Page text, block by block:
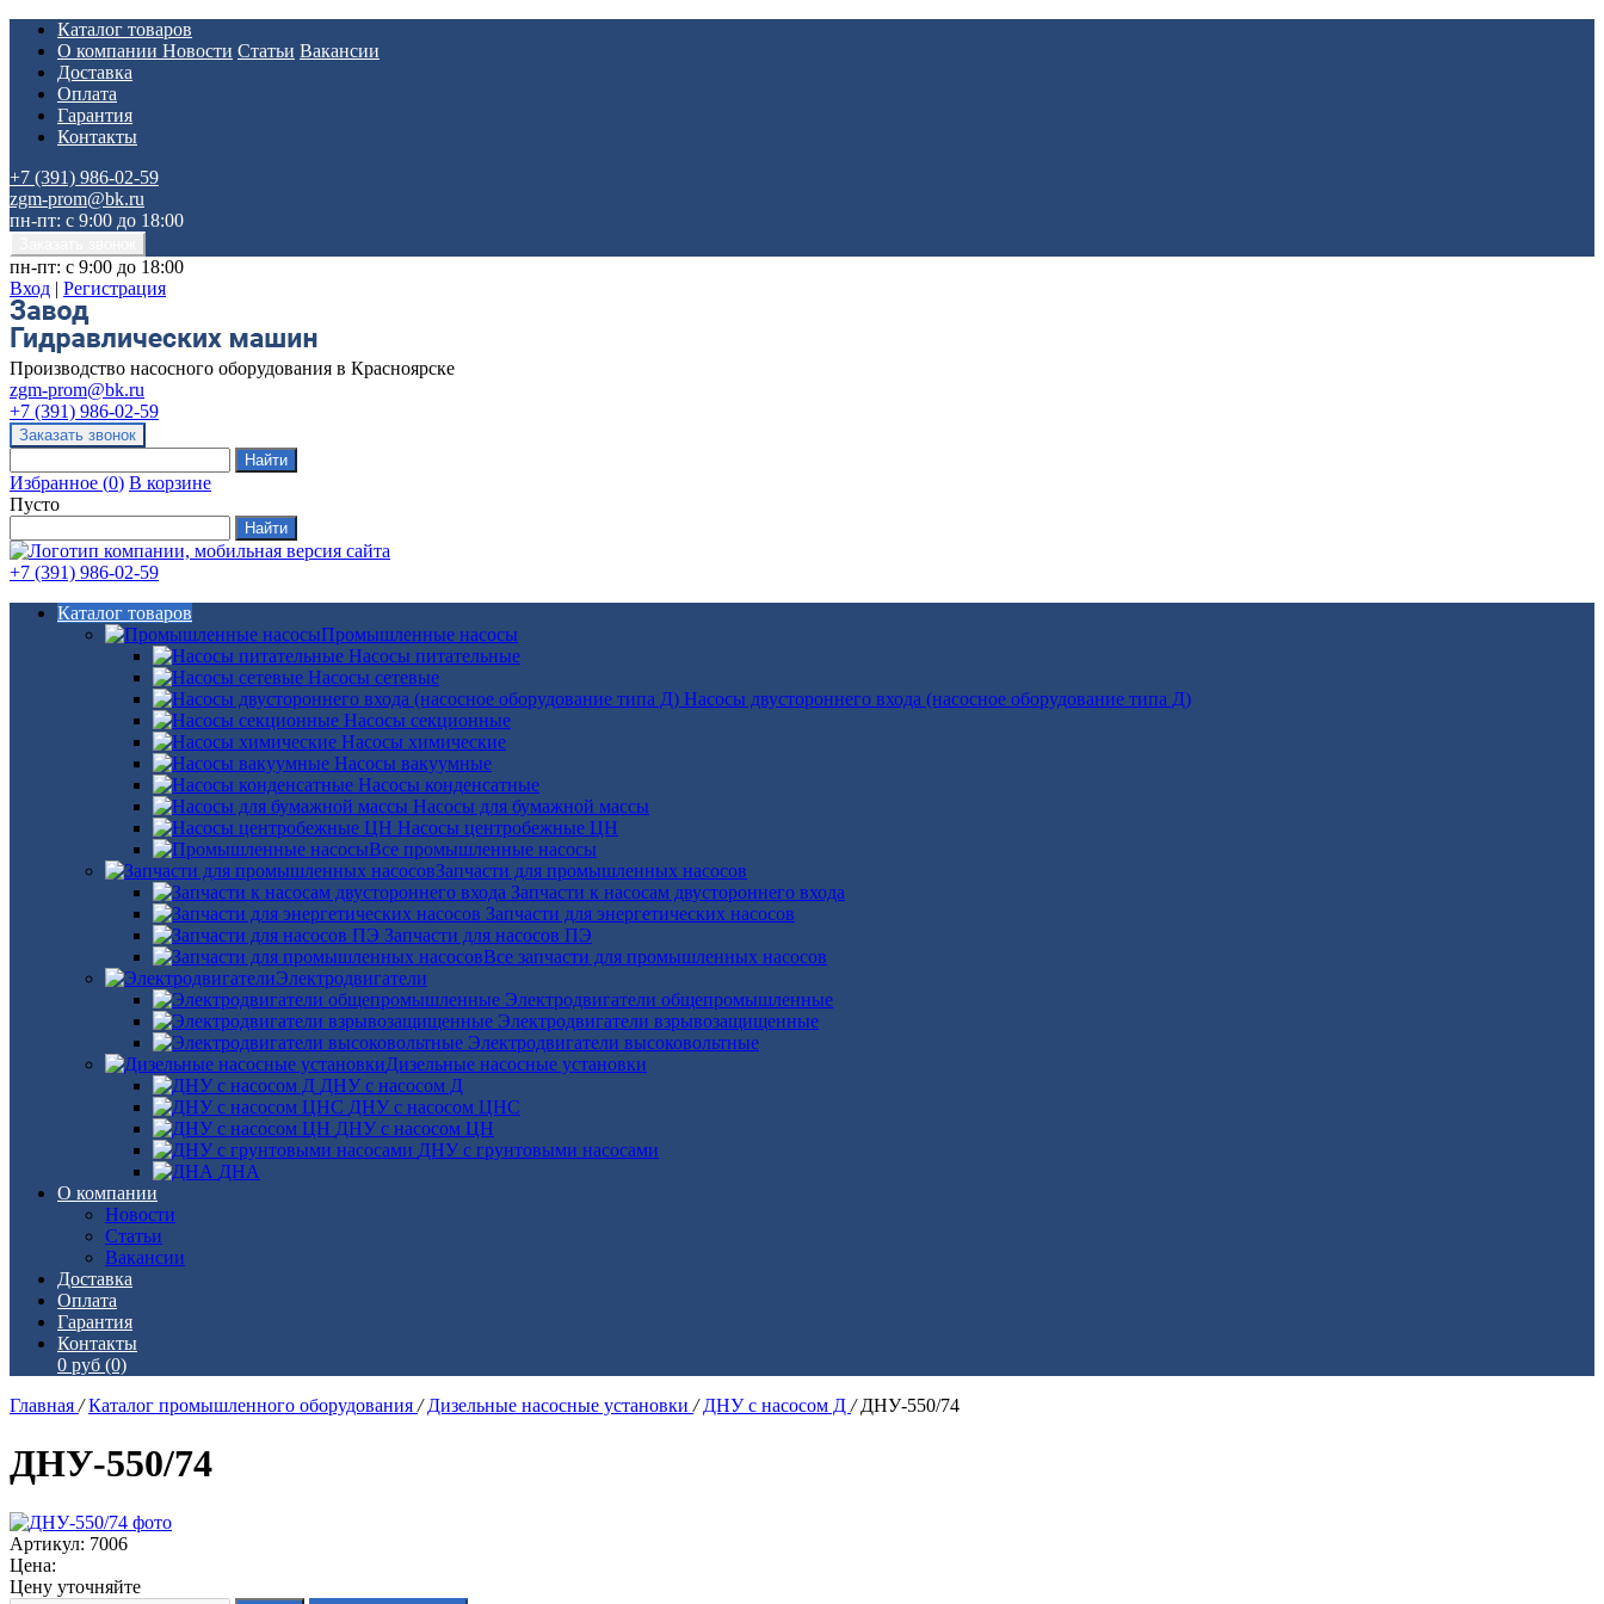
Каталог товаров
О компании Новости Статьи Вакансии
Доставка
Оплата
Гарантия
Контакты
+7 (391) 986-02-59
zgm-prom@bk.ru
пн-пт: с 9:00 до 18:00
пн-пт: с 9:00 до 18:00
Вход | Регистрация
Производство насосного оборудования в Красноярске
zgm-prom@bk.ru
+7 (391) 986-02-59
Избранное (0) В корзине
Пусто
+7 (391) 986-02-59
Каталог товаров
Промышленные насосы
Насосы питательные
Насосы сетевые
Насосы двустороннего входа (насосное оборудование типа Д)
Насосы секционные
Насосы химические
Насосы вакуумные
Насосы конденсатные
Насосы для бумажной массы
Насосы центробежные ЦН
Все промышленные насосы
Запчасти для промышленных насосов
Запчасти к насосам двустороннего входа
Запчасти для энергетических насосов
Запчасти для насосов ПЭ
Все запчасти для промышленных насосов
Электродвигатели
Электродвигатели общепромышленные
Электродвигатели взрывозащищенные
Электродвигатели высоковольтные
Дизельные насосные установки
ДНУ с насосом Д
ДНУ с насосом ЦНС
ДНУ с насосом ЦН
ДНУ с грунтовыми насосами
ДНА
О компании
Новости
Статьи
Вакансии
Доставка
Оплата
Гарантия
Контакты
0 руб (0)
Главная / Каталог промышленного оборудования / Дизельные насосные установки / ДНУ с насосом Д / ДНУ-550/74
ДНУ-550/74
Артикул: 7006
Цена:
Цену уточняйте